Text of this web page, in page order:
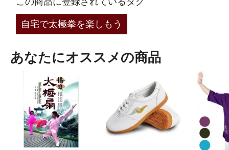
自宅で太極拳を楽しもう
あなたにオススメの商品